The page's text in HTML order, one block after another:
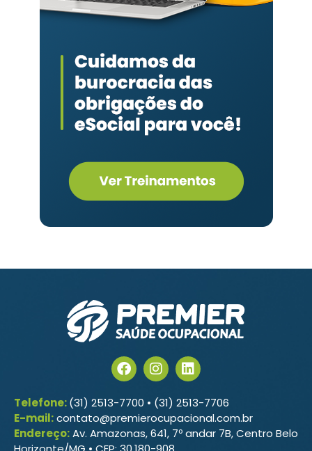
Telefone:(31) 2513-7700 • (31) 2513-7706
E-mail:contato@premierocupacional.com.br
Endereço:Av. Amazonas, 641, 7º andar 7B, Centro Belo